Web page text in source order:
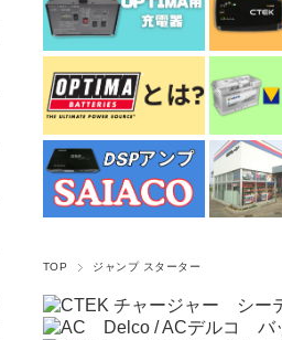
TOP ジャンプ スターター